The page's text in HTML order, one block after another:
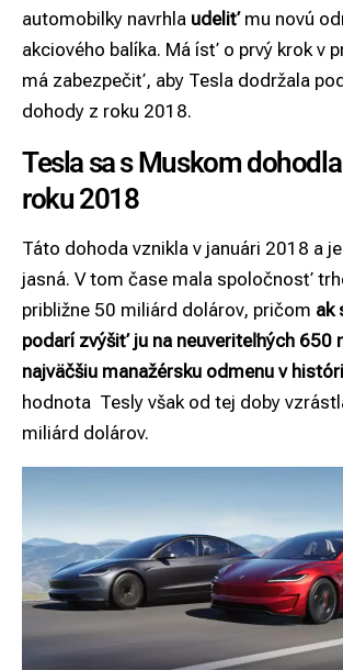
automobilky navrhla udeliť mu novú
akciového balíka. Má ísť o prvý krok v
má zabezpečiť, aby Tesla dodržala
dohody z roku 2018.
Tesla sa s Muskom
roku 2018
Táto dohoda vznikla v januári 2018 a
jasná. V tom čase mala spoločnosť
približne 50 miliárd dolárov, pričom ak
podarí zvýšiť ju na neuveriteľných 650
najväčšiu manažérsku odmenu v
hodnota Tesly však od tej doby
miliárd dolárov.